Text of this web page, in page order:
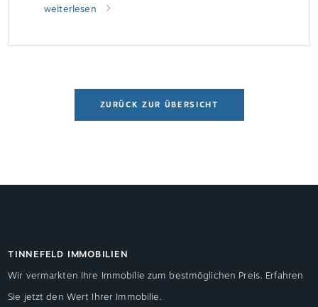
130 Euro gelegen. Große Preisunterschiede
und Berlin mit 1.128,34 bzw. 931,49 Euro pro
weiterlesen
ZURÜCK ZUR ÜBERSICHT
TINNEFELD IMMOBILIEN
Wir vermarkten Ihre Immobilie zum bestmöglichen Preis. Erfahren
Sie jetzt den Wert Ihrer Immobilie.